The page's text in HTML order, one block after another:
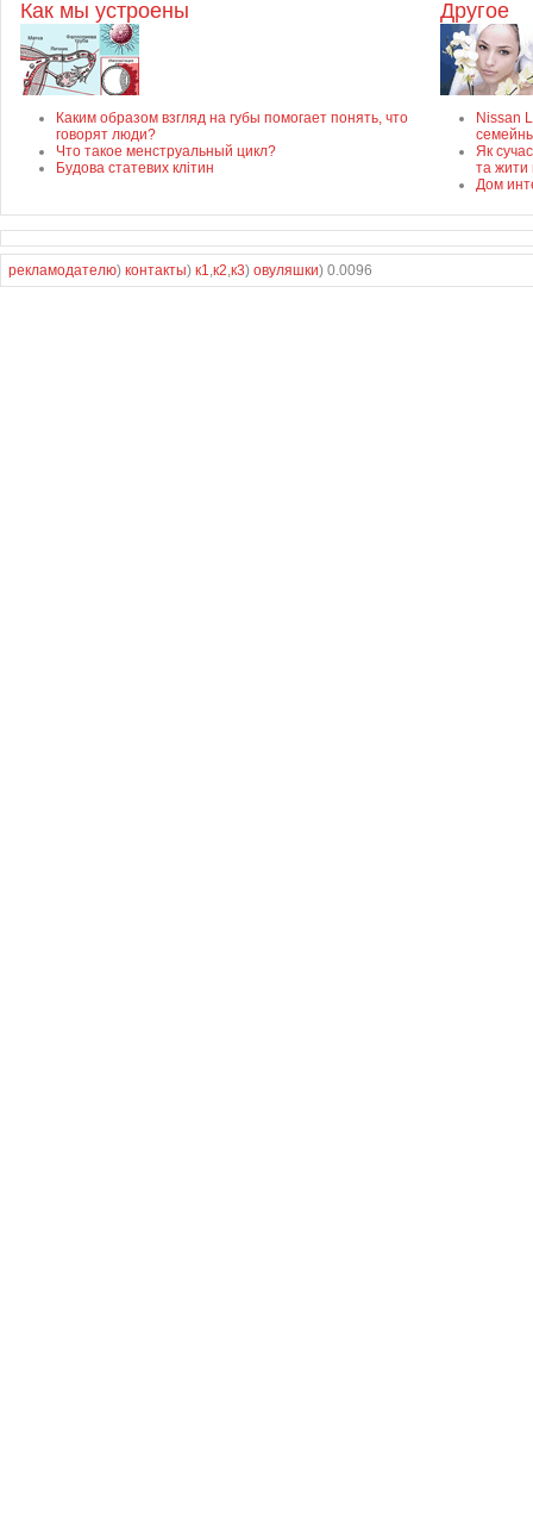
Как мы устроены
Каким образом взгляд на губы помогает понять, что
говорят люди?
Что такое менструальный цикл?
Будова статевих клітин
Другое
Nissan
Як
та жити
Дом
рекламодателю) контакты) к1,к2,к3) овуляшки) 0.0096